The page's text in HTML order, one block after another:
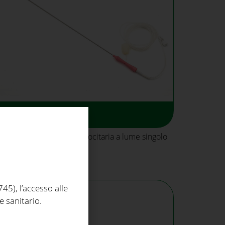
Ago per aspirazione ovocitaria a lume singolo
l’accesso alle
sanitario.